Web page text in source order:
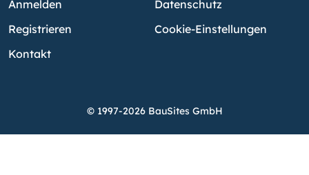
Anmelden
Registrieren
Kontakt
Datenschutz
Cookie-Einstellungen
© 1997-2026 BauSites GmbH